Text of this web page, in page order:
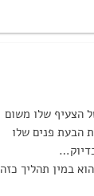
הצעיף שלו משום
הבעת פנים שלו
במין תהליך כזה